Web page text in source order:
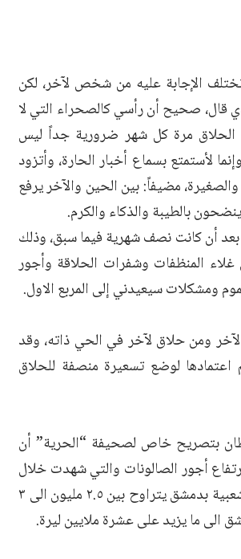
الإجابة عليه من شخص لآخر، لكن
قال، صحيح أن رأسي كالصحراء التي لا
الحلاق مرة كل شهر ضرورية جداً ليس
لأستمتع بسماع أخبار الحارة، وأتزود
مضيفاً: بين الحين والآخر يرفع
بالطيبة والذكاء والكرم.
أن كانت نصف شهرية فيما سبق، وذلك
المنظفات وشفرات الحلاقة وأجور
ومشكلات سيعيدني إلى المربع الاول.
ومن حلاق لآخر في الحي ذاته، وقد
لوضع تسعيرة منصفة للحلاق
بتصريح خاص لصحيفة “الحرية” أن
أجور الصالونات والتي شهدت خلال
الآونة الأخيرة قفزات خيالية، فأقل إجار لصالون حلاقة بمنطقة شعبية بدمشق يتراوح بين ٢.٥ مليون الى ٣
الى ما يزيد على عشرة ملايين ليرة.